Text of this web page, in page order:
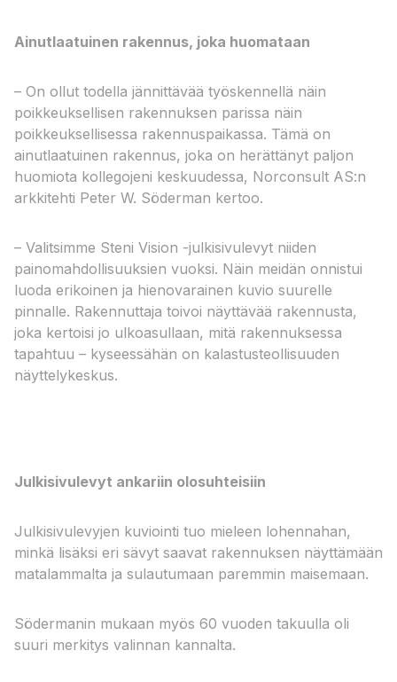
Ainutlaatuinen rakennus, joka huomataan
– On ollut todella jännittävää työskennellä näin
poikkeuksellisen rakennuksen parissa näin
poikkeuksellisessa rakennuspaikassa. Tämä on
ainutlaatuinen rakennus, joka on herättänyt paljon
huomiota kollegojeni keskuudessa, Norconsult AS:n
arkkitehti Peter W. Söderman kertoo.
– Valitsimme Steni Vision -julkisivulevyt niiden
painomahdollisuuksien vuoksi. Näin meidän onnistui
luoda erikoinen ja hienovarainen kuvio suurelle
pinnalle. Rakennuttaja toivoi näyttävää rakennusta,
joka kertoisi jo ulkoasullaan, mitä rakennuksessa
tapahtuu – kyseessähän on kalastusteollisuuden
näyttelykeskus.
Julkisivulevyt ankariin olosuhteisiin
Julkisivulevyjen kuviointi tuo mieleen lohennahan,
minkä lisäksi eri sävyt saavat rakennuksen näyttämään
matalammalta ja sulautumaan paremmin maisemaan.
Södermanin mukaan myös 60 vuoden takuulla oli
suuri merkitys valinnan kannalta.